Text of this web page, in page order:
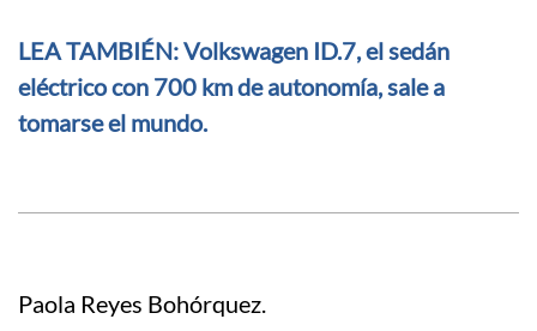
LEA TAMBIÉN: Volkswagen ID.7, el sedán
eléctrico con 700 km de autonomía, sale a
tomarse el mundo.
Paola Reyes Bohórquez.